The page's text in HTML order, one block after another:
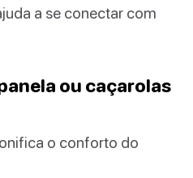
a se conectar com
ou caçarolas
o conforto do